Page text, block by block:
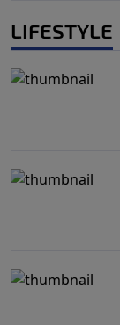
LIFESTYLE